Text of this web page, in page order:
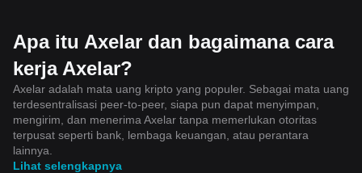
Apa itu Axelar dan bagaimana cara
kerja Axelar?
Axelar adalah mata uang kripto yang populer. Sebagai mata uang
terdesentralisasi peer-to-peer, siapa pun dapat menyimpan,
mengirim, dan menerima Axelar tanpa memerlukan otoritas
terpusat seperti bank, lembaga keuangan, atau perantara
lainnya.
Lihat selengkapnya